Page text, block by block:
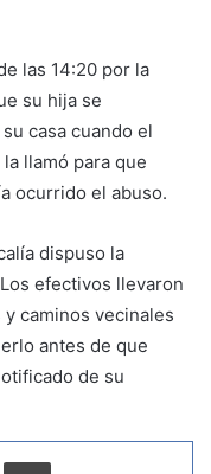
las 14:20 por la
su hija se
casa cuando el
llamó para que
ocurrido el abuso.
dispuso la
efectivos llevaron
caminos vecinales
antes de que
de su